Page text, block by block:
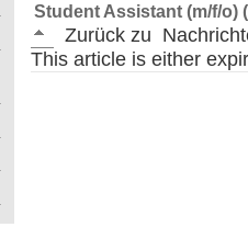
Student Assistant (m/f/o)
Zurück zu
This article is either